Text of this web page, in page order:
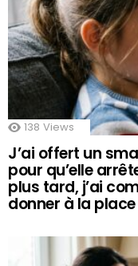
138 Views
J’ai offert un
pour qu’elle
plus tard, j’ai
donner à la place